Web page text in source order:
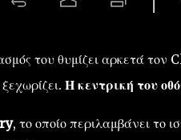
του θυμίζει αρκετά τον
Η κεντρική του
, το οποίο περιλαμβάνει το